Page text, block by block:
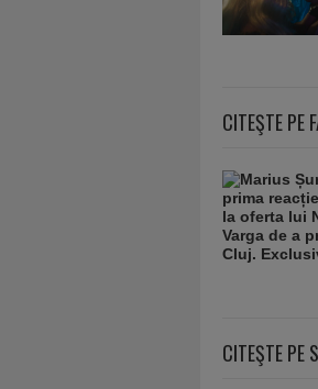
CITEŞTE PE
CITEŞTE PE